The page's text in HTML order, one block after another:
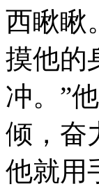
西瞅瞅
摸他的
冲。”
倾，奋
他就用